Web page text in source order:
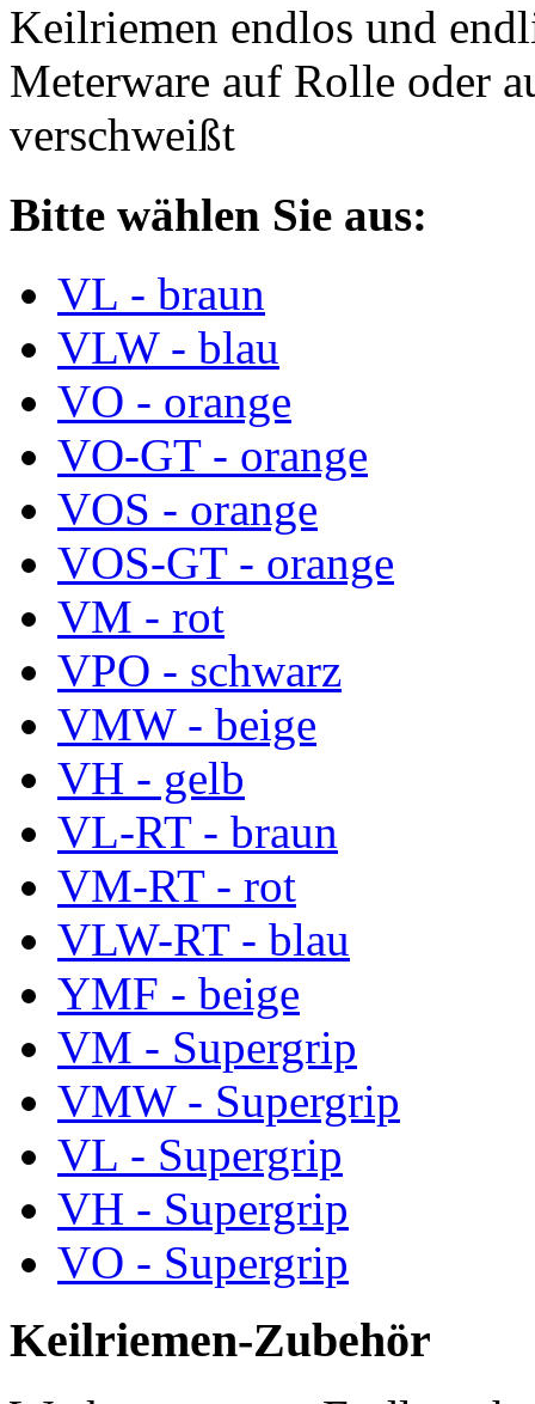
Keilriemen endlos und
Meterware auf Rolle oder
verschweißt
Bitte wählen Sie aus:
VL - braun
VLW - blau
VO - orange
VO-GT - orange
VOS - orange
VOS-GT - orange
VM - rot
VPO - schwarz
VMW - beige
VH - gelb
VL-RT - braun
VM-RT - rot
VLW-RT - blau
YMF - beige
VM - Supergrip
VMW - Supergrip
VL - Supergrip
VH - Supergrip
VO - Supergrip
Keilriemen-Zubehör